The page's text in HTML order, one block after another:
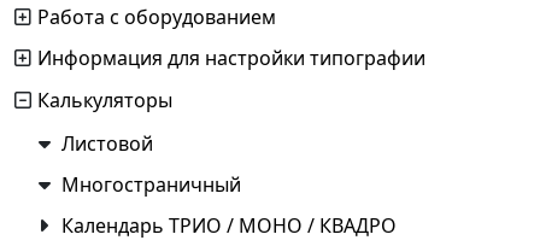
Работа с оборудованием
Информация для настройки типографии
Калькуляторы
Листовой
Многостраничный
Календарь ТРИО / МОНО / КВАДРО